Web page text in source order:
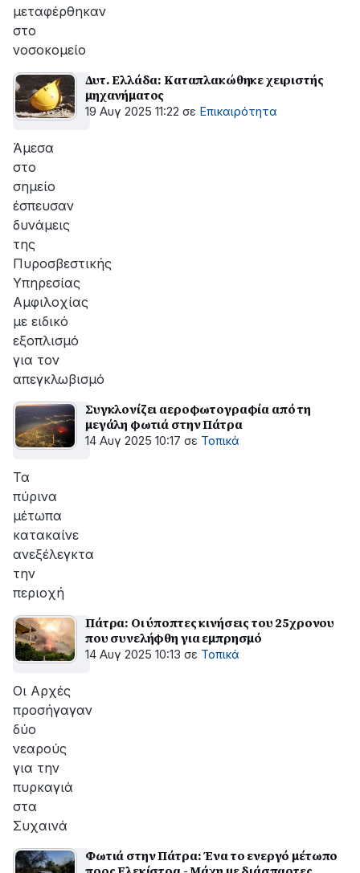
μεταφέρθηκαν
στο
νοσοκομείο
Δυτ. Ελλάδα: Καταπλακώθηκε χειριστής
μηχανήματος
19 Αυγ 2025 11:22 σε Επικαιρότητα
Άμεσα
στο
σημείο
έσπευσαν
δυνάμεις
της
Πυροσβεστικής
Υπηρεσίας
Αμφιλοχίας
με ειδικό
εξοπλισμό
για τον
απεγκλωβισμό
Συγκλονίζει αεροφωτογραφία από τη
μεγάλη φωτιά στην Πάτρα
14 Αυγ 2025 10:17 σε Τοπικά
Τα
πύρινα
μέτωπα
κατακαίνε
ανεξέλεγκτα
την
περιοχή
Πάτρα: Οι ύποπτες κινήσεις του 25χρονου
που συνελήφθη για εμπρησμό
14 Αυγ 2025 10:13 σε Τοπικά
Οι Αρχές
προσήγαγαν
δύο
νεαρούς
για την
πυρκαγιά
στα
Συχαινά
Φωτιά στην Πάτρα: Ένα το ενεργό μέτωπο